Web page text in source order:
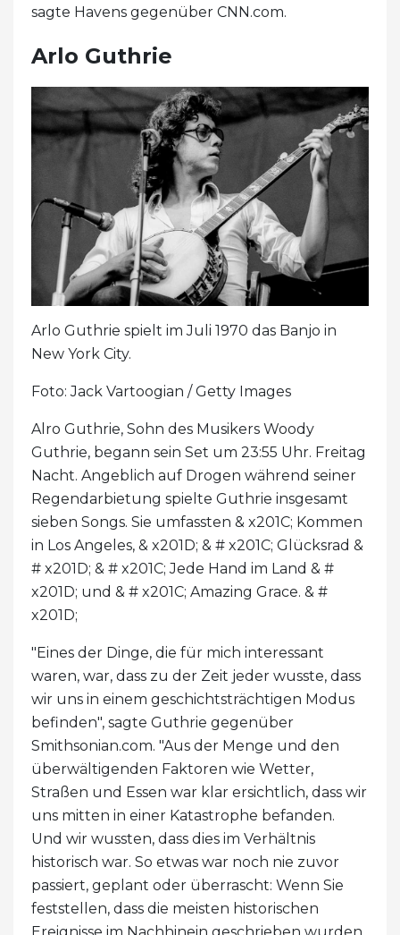
sagte Havens gegenüber CNN.com.
Arlo Guthrie
Arlo Guthrie spielt im Juli 1970 das Banjo in
New York City.
Foto: Jack Vartoogian / Getty Images
Alro Guthrie, Sohn des Musikers Woody
Guthrie, begann sein Set um 23:55 Uhr. Freitag
Nacht. Angeblich auf Drogen während seiner
Regendarbietung spielte Guthrie insgesamt
sieben Songs. Sie umfassten & x201C; Kommen
in Los Angeles, & x201D; & # x201C; Glücksrad &
# x201D; & # x201C; Jede Hand im Land & #
x201D; und & # x201C; Amazing Grace. & #
x201D;
"Eines der Dinge, die für mich interessant
waren, war, dass zu der Zeit jeder wusste, dass
wir uns in einem geschichtsträchtigen Modus
befinden", sagte Guthrie gegenüber
Smithsonian.com. "Aus der Menge und den
überwältigenden Faktoren wie Wetter,
Straßen und Essen war klar ersichtlich, dass wir
uns mitten in einer Katastrophe befanden.
Und wir wussten, dass dies im Verhältnis
historisch war. So etwas war noch nie zuvor
passiert, geplant oder überrascht: Wenn Sie
feststellen, dass die meisten historischen
Ereignisse im Nachhinein geschrieben wurden,